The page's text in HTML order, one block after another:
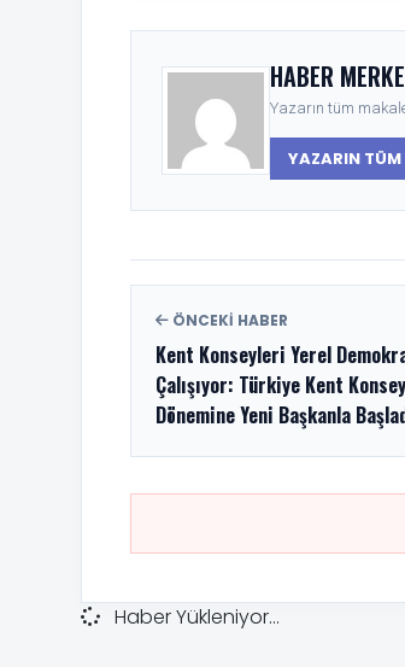
HABER
Yazarın tüm
YAZARIN
ÖNCEKI HABER
Kent Konseyleri Yerel
Çalışıyor: Türkiye Kent
Dönemine Yeni Başkanla
Haber Yükleniyor...